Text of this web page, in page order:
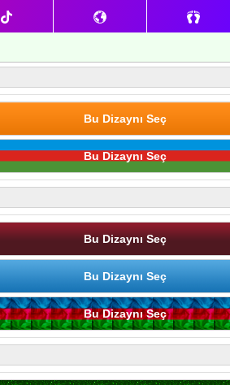
Bu Dizaynı Seç
Bu Dizaynı Seç
Bu Dizaynı Seç
Bu Dizaynı Seç
Bu Dizaynı Seç